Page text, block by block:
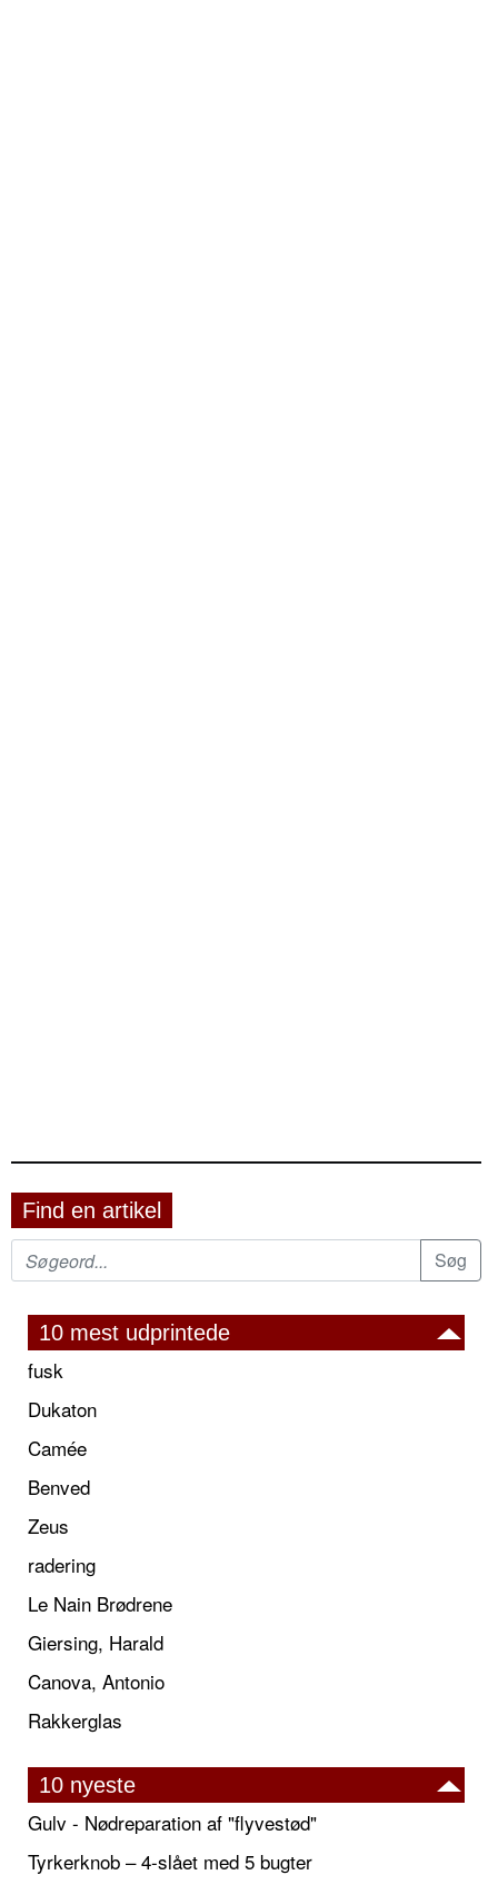
Find en artikel
10 mest udprintede
fusk
Dukaton
Camée
Benved
Zeus
radering
Le Nain Brødrene
Giersing, Harald
Canova, Antonio
Rakkerglas
10 nyeste
Gulv - Nødreparation af "flyvestød"
Tyrkerknob – 4-slået med 5 bugter